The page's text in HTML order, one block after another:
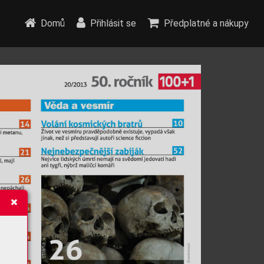
Domů Přihlásit se Předplatné a nákupy